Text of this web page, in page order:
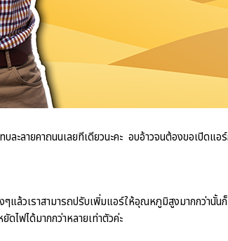
ละลายคาถนนเลยทีเดียวนะคะ อบอ้าวจนต้องขอเปิ
ล้วเราสามารถปรับเพิ่มแอร์ให้อุณหภูมิสูงมากกว่านั้
ไฟได้มากกว่าหลายเท่าตัวค่ะ